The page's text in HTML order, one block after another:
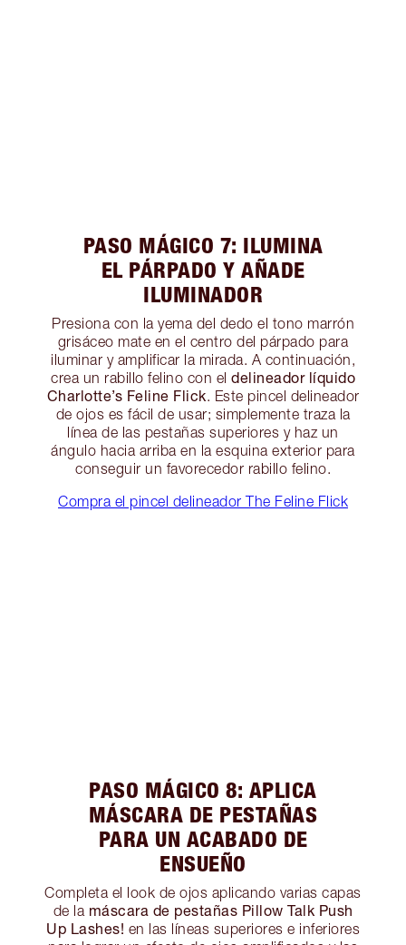
PASO MÁGICO 7: ILUMINA
EL PÁRPADO Y AÑADE
ILUMINADOR
Presiona con la yema del dedo el tono marrón
grisáceo mate en el centro del párpado para
iluminar y amplificar la mirada. A continuación,
crea un rabillo felino con el delineador líquido
Charlotte’s Feline Flick. Este pincel delineador
de ojos es fácil de usar; simplemente traza la
línea de las pestañas superiores y haz un
ángulo hacia arriba en la esquina exterior para
conseguir un favorecedor rabillo felino.
Compra el pincel delineador The Feline Flick
PASO MÁGICO 8: APLICA
MÁSCARA DE PESTAÑAS
PARA UN ACABADO DE
ENSUEÑO
Completa el look de ojos aplicando varias capas
de la máscara de pestañas Pillow Talk Push
Up Lashes! en las líneas superiores e inferiores